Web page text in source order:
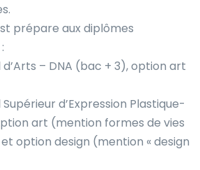
prépare aux diplômes
– DNA (bac + 3), option art
d’Expression Plastique-
art (mention formes de vies
option design (mention « design